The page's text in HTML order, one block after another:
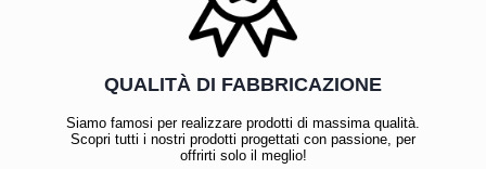
QUALITÀ DI FABBRICAZIONE
Siamo famosi per realizzare prodotti di massima qualità.
Scopri tutti i nostri prodotti progettati con passione, per
offrirti solo il meglio!